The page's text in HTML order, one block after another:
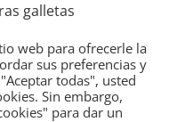
años de
0
galletas
web para ofrecerle la
sus preferencias y
todas", usted
Sin embargo,
para dar un